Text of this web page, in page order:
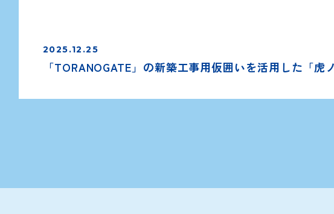
2025.12.25
「TORANOGATE」の新築工事用仮囲いを活用した「虎